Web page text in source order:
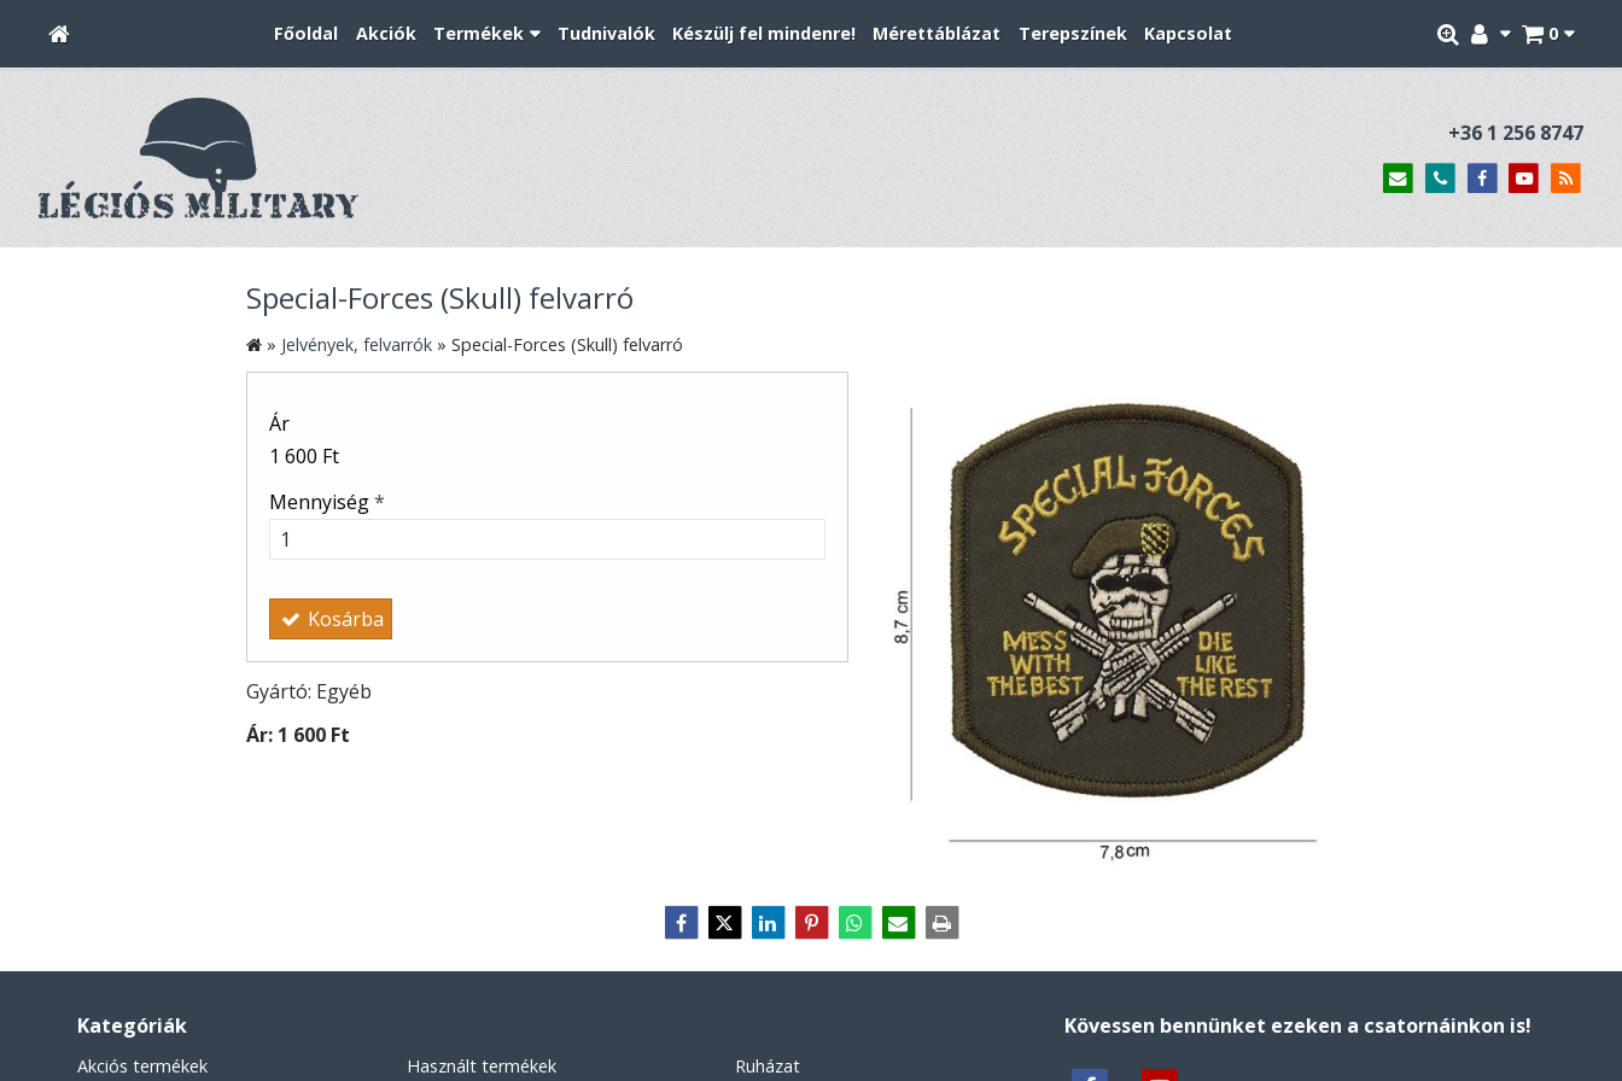
0
Főoldal Akciók Termékek Tudnivalók Készülj fel mindenre! Mérettáblázat Terepszínek Kapcsolat
+36 1 256 8747
Special-Forces (Skull) felvarró
» Jelvények, felvarrók » Special-Forces (Skull) felvarró
Ár
1 600 Ft
Mennyiség*
Kosárba
Gyártó: Egyéb
Ár: 1 600 Ft
Kategóriák
Akciós termékek
Használt termékek
Ruházat
Kövessen bennünket ezeken a csatornáinkon is!